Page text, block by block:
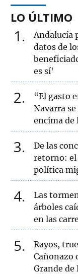
LO ÚLTIMO
1
Andalucía
datos de
es sí'
2
“El gasto
Navarra
encima de
3
De las
retorno: el
política
4
Las
árboles
en las
5
Rayos,
Cañonazo
Grande de